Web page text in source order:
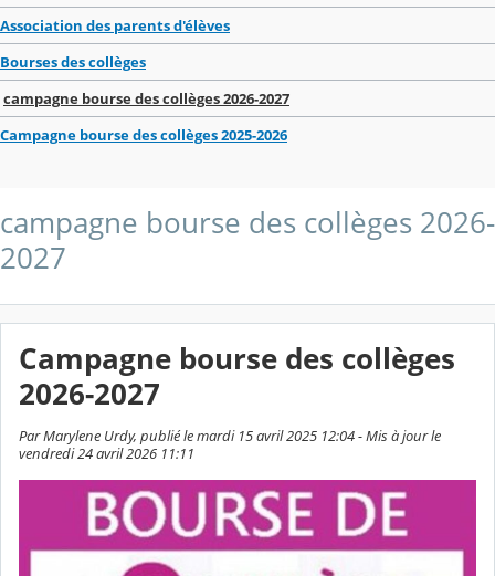
Association des parents d'élèves
Bourses des collèges
campagne bourse des collèges 2026-2027
Campagne bourse des collèges 2025-2026
campagne bourse des collèges 2026-
2027
Campagne bourse des collèges
2026-2027
Par Marylene Urdy, publié le mardi 15 avril 2025 12:04 - Mis à jour le
vendredi 24 avril 2026 11:11